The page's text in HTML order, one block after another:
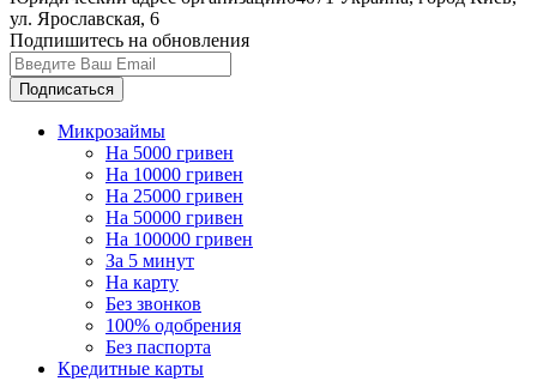
ул. Ярославская, 6
Подпишитесь на обновления
Подписаться
Микрозаймы
На 5000 гривен
На 10000 гривен
На 25000 гривен
На 50000 гривен
На 100000 гривен
За 5 минут
На карту
Без звонков
100% одобрения
Без паспорта
Кредитные карты